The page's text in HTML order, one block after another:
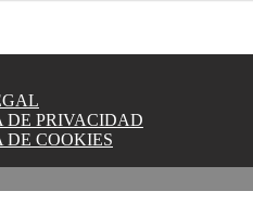
DE PRIVACIDAD
DE COOKIES